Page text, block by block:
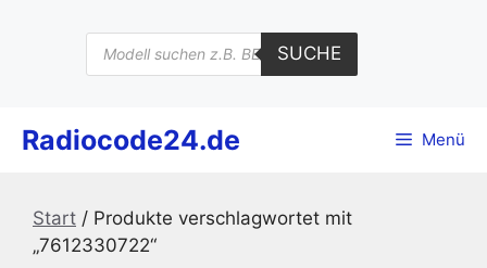
Products
search
SUCHE
Radiocode24.de Menü
Start / Produkte verschlagwortet mit
„7612330722“